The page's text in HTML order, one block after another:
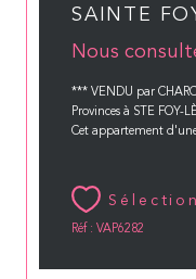
SAINTE
Nous
*** VENDU par
Provinces à STE FOY-
Cet appartement
Réf : VAP6282